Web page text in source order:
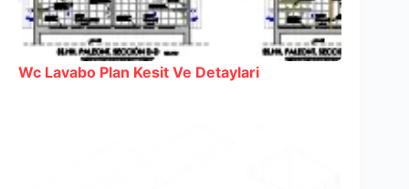
Wc Lavabo Plan Kesit Ve Detaylari